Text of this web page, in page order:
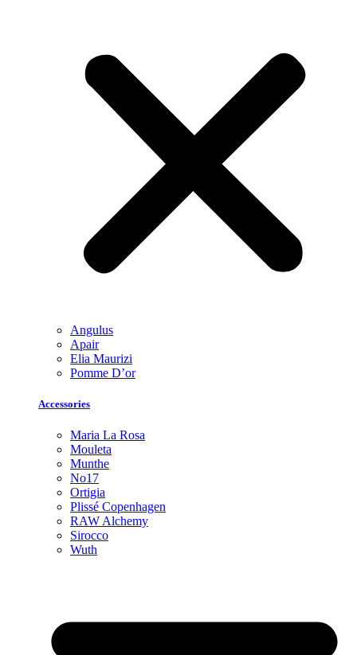
Angulus
Apair
Elia Maurizi
Pomme D’or
Accessories
Maria La Rosa
Mouleta
Munthe
No17
Ortigia
Plissé Copenhagen
RAW Alchemy
Sirocco
Wuth